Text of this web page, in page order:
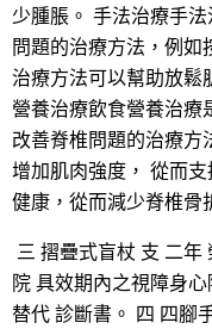
少腫脹。 手法治療手
問題的治療方法，例
治療方法可以幫助放鬆
營養治療飲食營養治療
改善脊椎問題的治療方
增加肌肉強度， 從而
健康，從而減少脊椎骨
三 摺疊式盲杖 支 二
院 具效期內之視障身
替代 診斷書。 四 四腳